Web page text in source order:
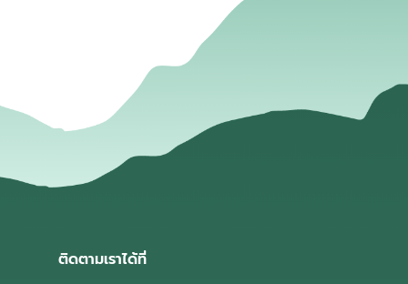
ติดตามเราได้ที่